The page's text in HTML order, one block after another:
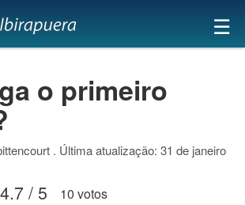
×
☰
o primeiro
. Última atualização: 31 de janeiro
4.7 / 5 10 votos